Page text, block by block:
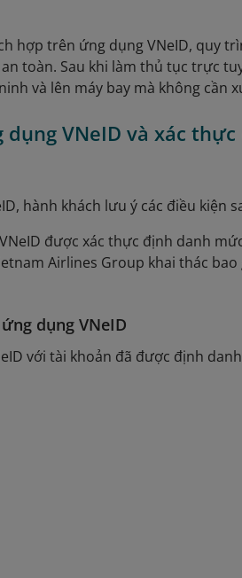
hợp trên ứng dụng VNeID, quy
toàn. Sau khi làm thủ tục trực
và lên máy bay mà không cần
VNeID và xác thực
hành khách lưu ý các điều kiện
được xác thực định danh
Airlines Group khai thác
dụng VNeID
với tài khoản đã được định